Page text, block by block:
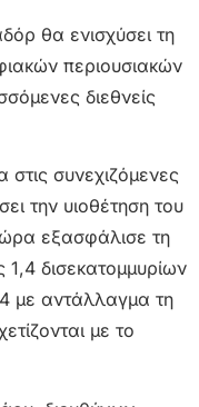
θα ενισχύσει τη
περιουσιακών
διεθνείς
συνεχιζόμενες
την υιοθέτηση του
εξασφάλισε τη
δισεκατομμυρίων
με αντάλλαγμα τη
με το